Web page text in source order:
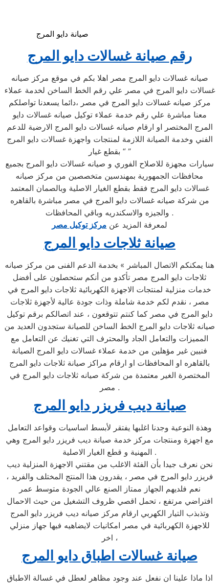
صيانة دايو المرج
رقم صيانة غسالات دايو المرج
صيانه غسالات دايو المرج مصر اهلا بكم في موقع مركز صيانه
غسالات دايو المرج في مصر علي رقم الخط الساخن لخدمة عملاء
مركز صيانه غسالات دايو المرج في مصر ،دائما يسعدنا تواصلكم
معنا مباشرة علي رقم خدمة عملاء توكيل صيانه غسالات دايو
المرج المختصر او ارقام صيانه غسالات دايو المرج الارضية للدعم
الفني وخدمة الصيانة اللازمة لمنتجات واجهزة غسالات دايو المرج
بقطع غيار “ ”
سيارات مجهزة للاصلاح الفوري و صيانه غسالات دايو المرج بجميع
محافظات الجمهورية بمهندسين متخصصين من مركز صيانه
غسالات دايو المرج فقط بقطع الغيار الاصلية وبالصمان المعتمد
من شركة صيانه غسالات دايو المرج في مصر مباشرة بالقاهره
والجيزه والاسكندريه وباقي المحافظات .
لمعرفة المزيد عن مركز توكيل مصر
صيانة ثلاجات دايو المرج
هنا يمكنكم الاتصال المباشر » بخدمة الدعم الفنى من مركز صيانه
ثلاجات دايو المرج مصر تأكدو من أنكم ستحصلون على أفضل
خدمات منزلية لمنتجات الاجهزة الكهربائية ثلاجات دايو المرج في
مصر ، نقدم لكم خدمة شاملة وذات جودة عالية لأجهزة ثلاجات
دايو المرج في مصر كما كنتم تتوقعون ، عند اتصالكم برقم توكيل
صيانه ثلاجات دايو المرج الخط الساخن للصيانة ستجدون العديد من
المميزات والتعامل الجاد والمحترف التي تغنيك عن التعامل مع
فنيين غير مؤهلين من خدمة عملاء غسالات دايو المرج الصيانة
بالقاهره او المحافظات او ارقام مراكز صيانة ثلاجات دايو المرج
المختصرة الغير معتمدة من شركة صيانه ثلاجات دايو المرج في
مصر .
صيانة ديب فريزر دايو المرج
وهذة النوعية وجدنا اغلبها يفتقر لأبسط اساسيات وقواعد التعامل
مع اجهزة ومنتجات مركز خدمة صيانة ديب فريزر دايو المرج وهي
المهنية و قطع الغيار الاصلية .
نحن نعرف جيدا بأن الفئة الاغلب من مقتني الاجهزة المنزلية ديب
فريزر دايو المرج في مصر ، يقدرون هذا المنتج المختلف والفريد ،
نعم فلديهم الجهاز ممتاز الصنع عالي الجودة متوسط عمر
افتراضي مرتفع ، تحمل اقصي ظروف التشغيل من حيث الاحمال
وتذبذب التيار الكهربي ارقام مركز صيانه ديب فريزر دايو المرج
للاجهزة الكهربائية في مصر امكانيات لايضاهيه فيها جهاز منزلي
اخر ،
صيانة غسالات اطباق دايو المرج
اذا ماذا علينا ان نفعل عند وجود مظاهر لعطل في غسالة الاطباق